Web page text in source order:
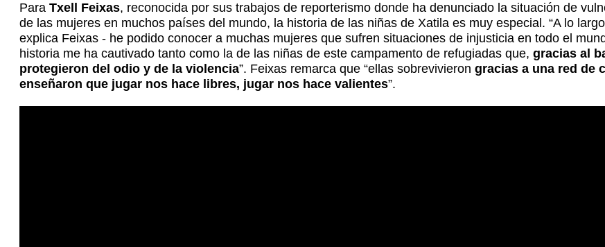
Para Txell Feixas, reconocida por sus trabajos de reporterismo donde ha denunciado la situación de
de las mujeres en muchos países del mundo, la historia de las niñas de Xatila es muy especial. “A lo
explica Feixas - he podido conocer a muchas mujeres que sufren situaciones de injusticia en todo el
historia me ha cautivado tanto como la de las niñas de este campamento de refugiadas que, gracias al
protegieron del odio y de la violencia”. Feixas remarca que “ellas sobrevivieron gracias a una red de
enseñaron que jugar nos hace libres, jugar nos hace valientes”.